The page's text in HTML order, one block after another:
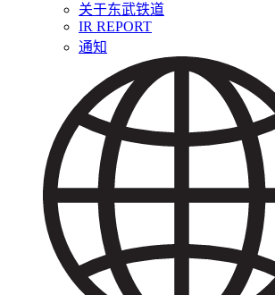
关于东武铁道
IR REPORT
通知